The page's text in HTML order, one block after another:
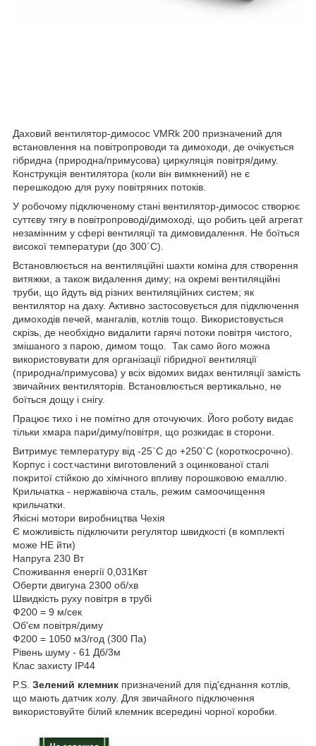
Даховий вентилятор-димосос VMRk 200 призначений для
встановлення на повітропроводи та димоходи, де очікується
гібридна (природна/примусова) циркуляція повітря/диму.
Конструкція вентилятора (коли він вимкнений) не є
перешкодою для руху повітряних потоків.
У робочому підключеному стані вентилятор-димосос створює
суттєву тягу в повітропроводі/димоході, що робить цей агрегат
незамінним у сфері вентиляції та димовидалення. Не боїться
високої температури (до 300`С).
Встановлюється на вентиляційні шахти коміна для створення
витяжки, а також видалення диму; на окремі вентиляційні
труби, що йдуть від різних вентиляційних систем; як
вентилятор на даху. Активно застосовується для підключення
димоходів печей, мангалів, котлів тощо. Використовується
скрізь, де необхідно видалити гарячі потоки повітря чистого,
змішаного з парою, димом тощо. Так само його можна
використовувати для організації гібридної вентиляції
(природна/примусова) у всіх відомих видах вентиляції замість
звичайних вентиляторів. Встановлюється вертикально, не
боїться дощу і снігу.
Працює тихо і не помітно для оточуючих. Його роботу видає
тільки хмара пари/диму/повітря, що розкидає в сторони.
Витримує температуру від -25`С до +250`С (короткосрочно).
Корпус і сост.частини виготовлений з оцинкованої сталі
покритої стійкою до хімічного впливу порошковою емаллю.
Крильчатка - нержавіюча сталь, режим самоочищення
крильчатки.
Якісні мотори виробництва Чехія
Є можливість підключити регулятор швидкості (в комплекті
може НЕ йти)
Напруга 230 Вт
Споживання енергії 0,031Квт
Оберти двигуна 2300 об/хв
Швидкість руху повітря в трубі
Ф200 = 9 м/сек
Об'єм повітря/диму
Ф200 = 1050 м3/год (300 Па)
Рівень шуму - 61 Дб/3м
Клас захисту IP44
P.S. Зелений клемник призначений для під'єднання котлів,
що мають датчик холу. Для звичайного підключення
використовуйте білий клемник всередині чорної коробки.